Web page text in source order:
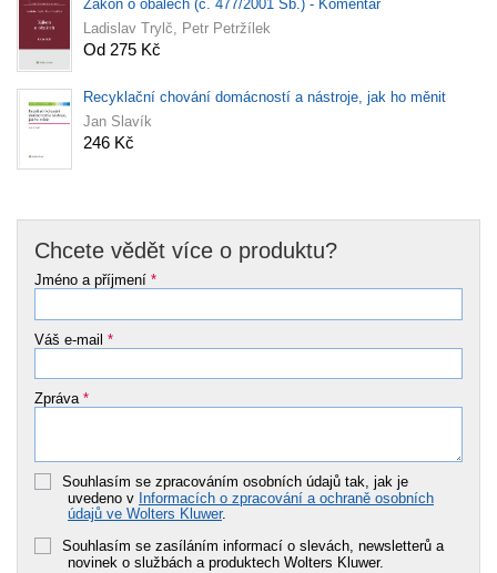
Zákon o obalech (č. 477/2001 Sb.) - Komentář
Ladislav Trylč, Petr Petržílek
Od 275 Kč
Recyklační chování domácností a nástroje, jak ho měnit
Jan Slavík
246 Kč
Chcete vědět více o produktu?
Jméno a příjmení *
Váš e-mail *
Zpráva *
Souhlasím se zpracováním osobních údajů tak, jak je
uvedeno v Informacích o zpracování a ochraně osobních
údajů ve Wolters Kluwer.
Souhlasím se zasíláním informací o slevách, newsletterů a
novinek o službách a produktech Wolters Kluwer.